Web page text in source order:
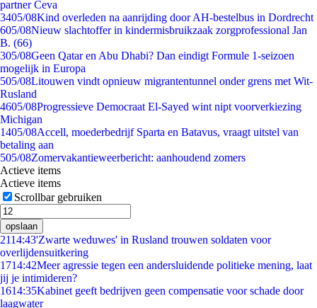
partner Ceva
3405/08Kind overleden na aanrijding door AH-bestelbus in Dordrecht
605/08Nieuw slachtoffer in kindermisbruikzaak zorgprofessional Jan
B. (66)
305/08Geen Qatar en Abu Dhabi? Dan eindigt Formule 1-seizoen
mogelijk in Europa
505/08Litouwen vindt opnieuw migrantentunnel onder grens met Wit-
Rusland
4605/08Progressieve Democraat El-Sayed wint nipt voorverkiezing
Michigan
1405/08Accell, moederbedrijf Sparta en Batavus, vraagt uitstel van
betaling aan
505/08Zomervakantieweerbericht: aanhoudend zomers
Actieve items
Actieve items
Scrollbar gebruiken
opslaan
2114:43'Zwarte weduwes' in Rusland trouwen soldaten voor
overlijdensuitkering
1714:42Meer agressie tegen een andersluidende politieke mening, laat
jij je intimideren?
1614:35Kabinet geeft bedrijven geen compensatie voor schade door
laagwater